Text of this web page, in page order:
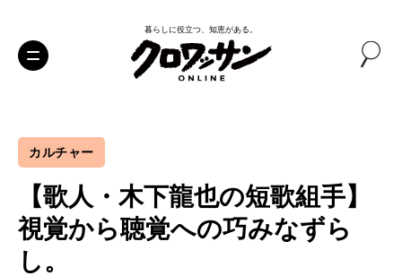
暮らしに役立つ、知恵がある。
カルチャー
【歌人・木下龍也の短歌組手】
視覚から聴覚への巧みなずら
し。